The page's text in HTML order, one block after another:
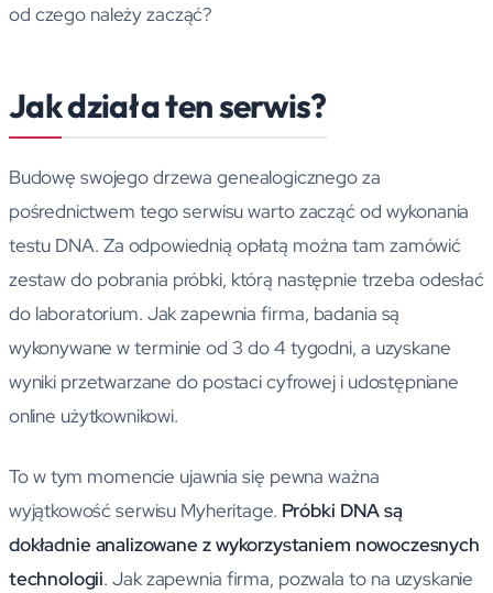
od czego należy zacząć?
Jak działa ten serwis?
Budowę swojego drzewa genealogicznego za
pośrednictwem tego serwisu warto zacząć od wykonania
testu DNA. Za odpowiednią opłatą można tam zamówić
zestaw do pobrania próbki, którą następnie trzeba odesłać
do laboratorium. Jak zapewnia firma, badania są
wykonywane w terminie od 3 do 4 tygodni, a uzyskane
wyniki przetwarzane do postaci cyfrowej i udostępniane
online użytkownikowi.
To w tym momencie ujawnia się pewna ważna
wyjątkowość serwisu Myheritage. Próbki DNA są
dokładnie analizowane z wykorzystaniem nowoczesnych
technologii. Jak zapewnia firma, pozwala to na uzyskanie